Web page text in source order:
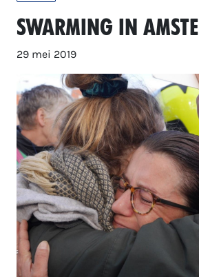
Swarming in
29 mei 2019